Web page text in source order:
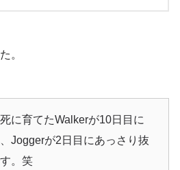
。
に育てたWalkerが10日目に
Joggerが2日目にあっさり抜
。笑